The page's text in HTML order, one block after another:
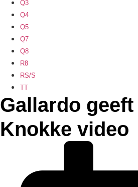
Q3
Q4
Q5
Q7
Q8
R8
RS/S
TT
Gallardo
Knokke video